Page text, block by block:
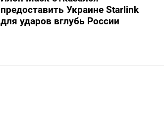
предоставить Украине Starlink
для ударов вглубь России